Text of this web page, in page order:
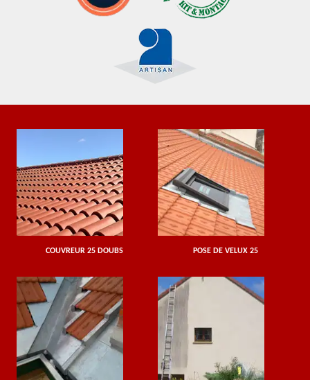
COUVREUR 25 DOUBS POSE DE VELUX 25